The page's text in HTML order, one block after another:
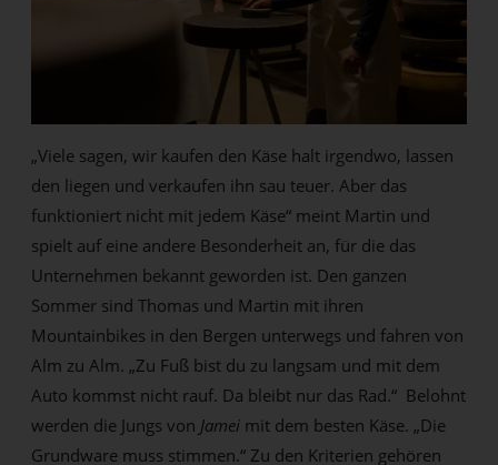
„Viele sagen, wir kaufen den Käse halt irgendwo, lassen
den liegen und verkaufen ihn sau teuer. Aber das
funktioniert nicht mit jedem Käse“ meint Martin und
spielt auf eine andere Besonderheit an, für die das
Unternehmen bekannt geworden ist. Den ganzen
Sommer sind Thomas und Martin mit ihren
Mountainbikes in den Bergen unterwegs und fahren von
Alm zu Alm. „Zu Fuß bist du zu langsam und mit dem
Auto kommst nicht rauf. Da bleibt nur das Rad.“ Belohnt
werden die Jungs von Jamei mit dem besten Käse. „Die
Grundware muss stimmen.“ Zu den Kriterien gehören